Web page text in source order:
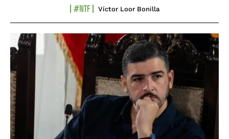
#NTF Víctor Loor Bonilla